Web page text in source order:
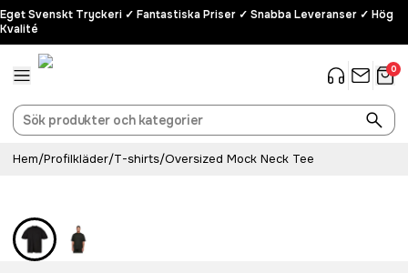
Eget Svenskt Tryckeri ✓ Fantastiska Priser ✓ Snabba Leveranser ✓ Hög
Kvalité
0
Hem/Profilkläder/T-shirts/Oversized Mock Neck Tee